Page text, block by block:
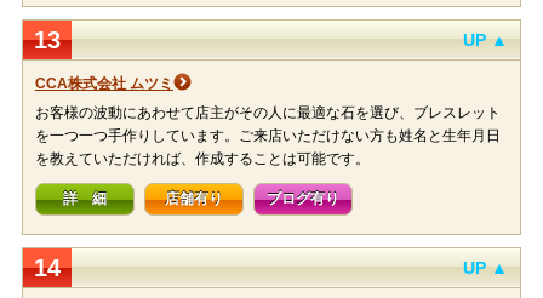
13 UP ▲
CCA株式会社 ムツミ
お客様の波動にあわせて店主がその人に最適な石を選び、ブレスレット
を一つ一つ手作りしています。ご来店いただけない方も姓名と生年月日
を教えていただければ、作成することは可能です。
詳 細 店舗有り ブログ有り
14 UP ▲